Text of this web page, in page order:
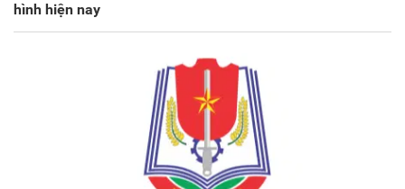
hình hiện nay